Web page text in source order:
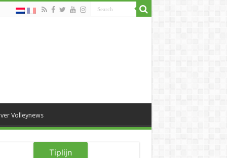
Volleynews
Tiplijn